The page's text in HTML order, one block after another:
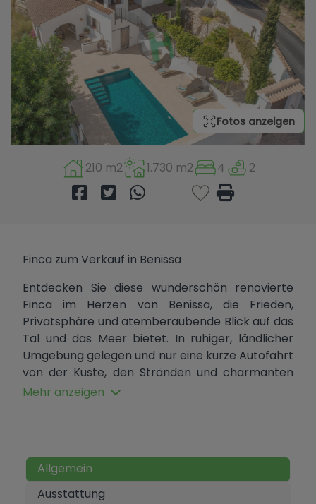
Fotos anzeigen
210 m2 1.730 m2 4 2
Finca zum Verkauf in Benissa
Entdecken Sie diese wunderschön renovierte
Finca im Herzen von Benissa, die Frieden,
Privatsphäre und atemberaubende Blick auf das
Tal und das Meer bietet. In ruhiger, ländlicher
Umgebung gelegen und nur eine kurze Autofahrt
von der Küste, den Stränden und charmanten
Restaurants entfernt, vereint diese Immobilie
über neue Fenster, moderne Badezimmer,
aktualisierte Fußböden und eine voll
Mehr anzeigen
Allgemein
Ausstattung